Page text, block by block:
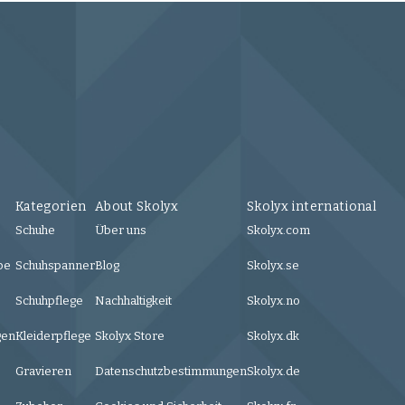
Kategorien
Schuhe
Schuhspanner
Schuhpflege
Kleiderpflege
Gravieren
About Skolyx
Über uns
Blog
Nachhaltigkeit
Skolyx Store
Datenschutzbestimmungen
Skolyx international
Skolyx.com
Skolyx.se
Skolyx.no
Skolyx.dk
Skolyx.de